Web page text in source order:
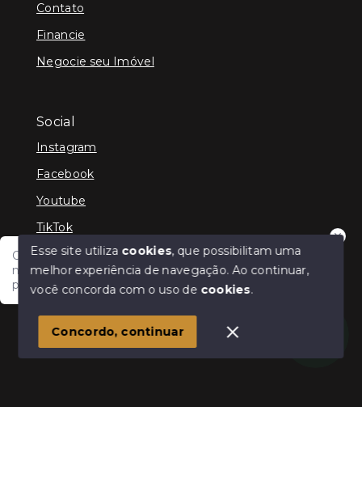
Olá, tudo bem?! Estamos disponíveis para te auxiliar
nas suas dúvidas e na sua melhor escolha. Em que
podemos ajudar?
Contato
Financie
Negocie seu Imóvel
Social
Instagram
Facebook
Youtube
TikTok
© Copyright 2026 - Cris Jaber Ciavatta - Todos os
SITE PARA IMOBILIARIA
Esse site utiliza cookies, que possibilitam uma
melhor experiência de navegação.Ao continuar,
você concorda com o uso de cookies.
Concordo, continuar